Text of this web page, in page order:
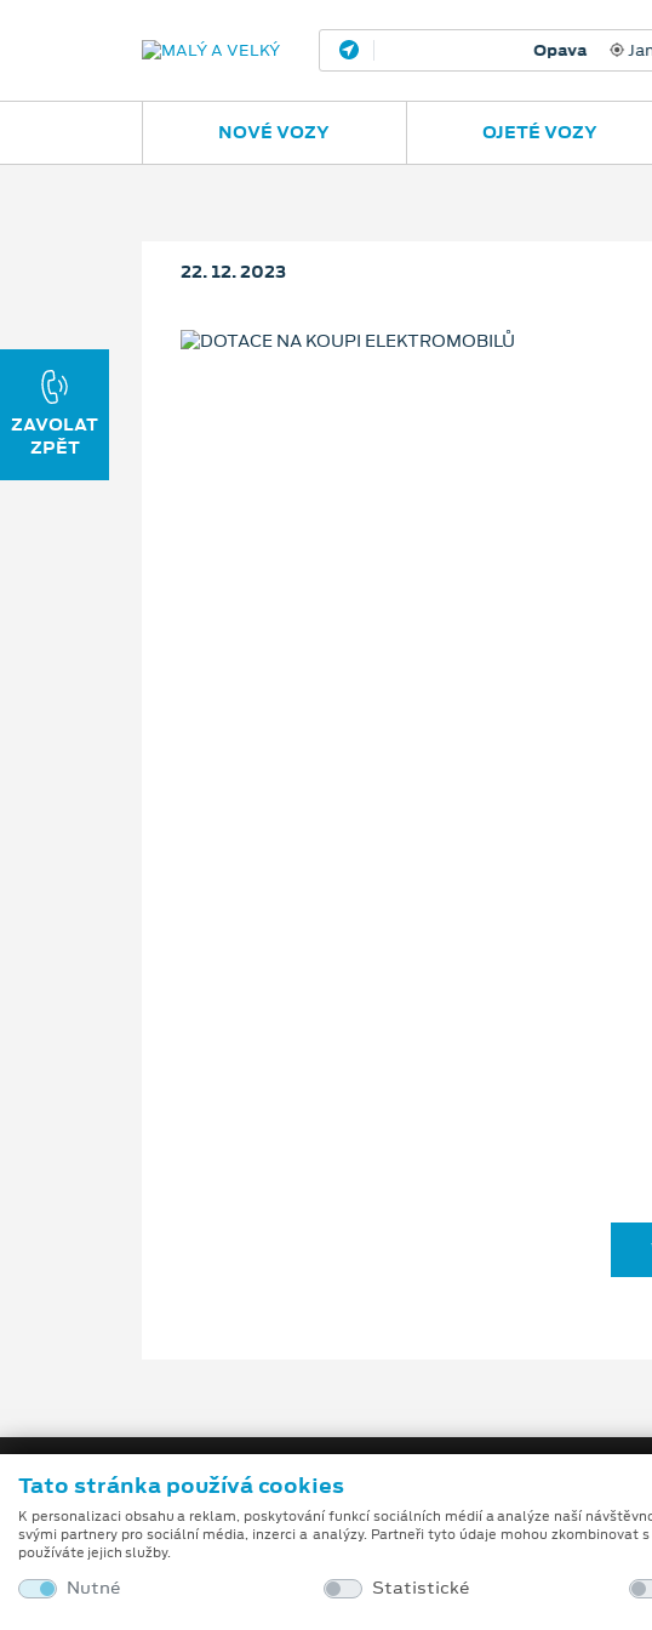
Janská 28 553
NOVÉ VOZY OJETÉ VOZY
22. 12. 2023
Obchodní podmínky
Tato stránka používá cookies
K personalizaci obsahu a reklam, poskytování funkcí sociálních médií a analýze naší
svými partnery pro sociální média, inzerci a analýzy. Partneři tyto údaje mohou
používáte jejich služby.
Nutné Statistické